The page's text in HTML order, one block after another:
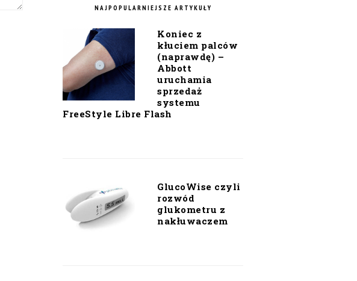
NAJPOPULARNIEJSZE ARTYKUŁY
Koniec z
kłuciem palców
(naprawdę) –
Abbott
uruchamia
sprzedaż
systemu
FreeStyle Libre Flash
GlucoWise czyli
rozwód
glukometru z
nakłuwaczem